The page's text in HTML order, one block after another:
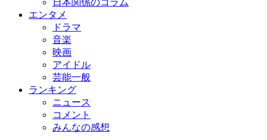
エンタメ
ドラマ
音楽
映画
アイドル
芸能一般
ランキング
ニュース
コメント
みんなの感想